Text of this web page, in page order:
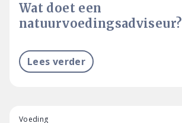
Wat doet een
natuurvoedingsadviseur?
Lees verder
Voeding